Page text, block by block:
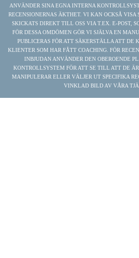
ANVÄNDER SINA EGNA INTERNA
RECENSIONERNAS ÄKTHET. VI KAN OCKSÅ VISA
SKICKATS DIREKT TILL OSS VIA T.EX. E-POST,
FÖR DESSA OMDÖMEN GÖR VI SJÄLVA EN
PUBLICERAS FÖR ATT SÄKERSTÄLLA ATT DE
KLIENTER SOM HAR FÅTT COACHING. FÖR
INBJUDAN ANVÄNDER DEN OBEROENDE
KONTROLLSYSTEM FÖR ATT SE TILL ATT DE
MANIPULERAR ELLER VÄLJER UT SPECIFIKA
VINKLAD BILD AV VÅRA